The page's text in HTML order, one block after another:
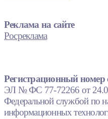
Реклама на сайте
Росреклама
Регистрационный номер
ЭЛ № ФС 77-72266 от
Федеральной службой по
информационных